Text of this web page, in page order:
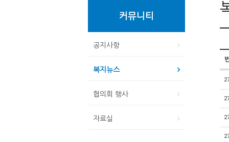
커뮤니티
공지사항
복지뉴스
협의회 행사
자료실